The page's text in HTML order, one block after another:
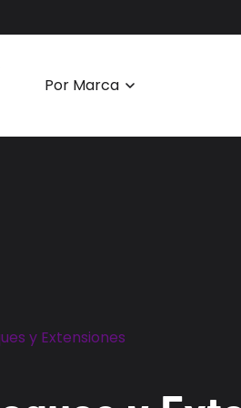
Por Marca
y Extensiones